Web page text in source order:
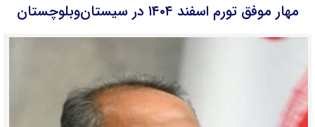
مهار موفق تورم اسفند ۱۴۰۴ در سیستان‌وبلوچستان